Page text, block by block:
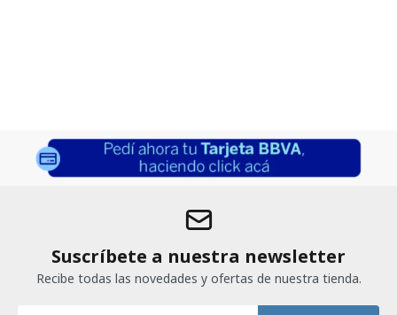
Suscríbete a nuestra newsletter
Recibe todas las novedades y ofertas de nuestra tienda.